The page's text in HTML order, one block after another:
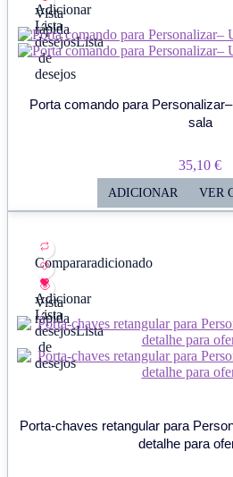
Adicionar
Lista
desejosLista
de
desejos
Vista
rápida
Porta comando para
sala
35,10 €
ADICIONAR VER
Compararadicionado
Adicionar
Lista
desejosLista
de
desejos
Vista
rápida
Porta-chaves retangular para
detalhe para